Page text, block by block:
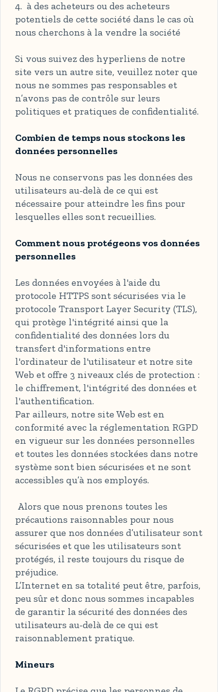
4. à des acheteurs ou des acheteurs
potentiels de cette société dans le cas où
nous cherchons à la vendre la société
Si vous suivez des hyperliens de notre
site vers un autre site, veuillez noter que
nous ne sommes pas responsables et
n’avons pas de contrôle sur leurs
politiques et pratiques de confidentialité.
Combien de temps nous stockons les
données personnelles
Nous ne conservons pas les données des
utilisateurs au-delà de ce qui est
nécessaire pour atteindre les fins pour
lesquelles elles sont recueillies.
Comment nous protégeons vos données
personnelles
Les données envoyées à l'aide du
protocole HTTPS sont sécurisées via le
protocole Transport Layer Security (TLS),
qui protège l'intégrité ainsi que la
confidentialité des données lors du
transfert d'informations entre
l'ordinateur de l'utilisateur et notre site
Web et offre 3 niveaux clés de protection :
le chiffrement, l'intégrité des données et
l'authentification.
Par ailleurs, notre site Web est en
conformité avec la réglementation RGPD
en vigueur sur les données personnelles
et toutes les données stockées dans notre
système sont bien sécurisées et ne sont
accessibles qu’à nos employés.
Alors que nous prenons toutes les
précautions raisonnables pour nous
assurer que nos données d’utilisateur sont
sécurisées et que les utilisateurs sont
protégés, il reste toujours du risque de
préjudice.
L’Internet en sa totalité peut être, parfois,
peu sûr et donc nous sommes incapables
de garantir la sécurité des données des
utilisateurs au-delà de ce qui est
raisonnablement pratique.
Mineurs